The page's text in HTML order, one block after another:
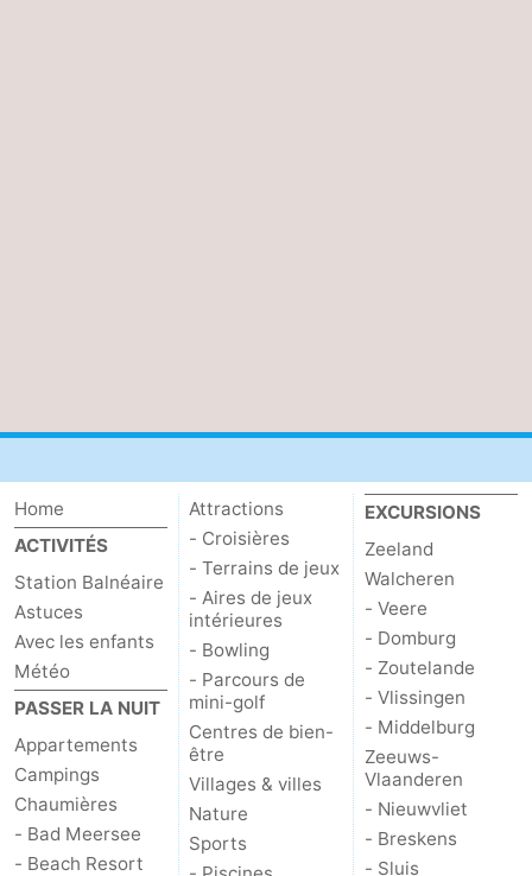
Home
ACTIVITÉS
Station Balnéaire
Astuces
Avec les enfants
Météo
PASSER LA NUIT
Appartements
Campings
Chaumières
- Bad Meersee
- Beach Resort
Attractions
- Croisières
- Terrains de jeux
- Aires de jeux
intérieures
- Bowling
- Parcours de
mini-golf
Centres de bien-
être
Villages & villes
Nature
Sports
EXCURSIONS
Zeeland
Walcheren
- Veere
- Domburg
- Zoutelande
- Vlissingen
- Middelburg
Zeeuws-
Vlaanderen
- Nieuwvliet
- Breskens
- Sluis